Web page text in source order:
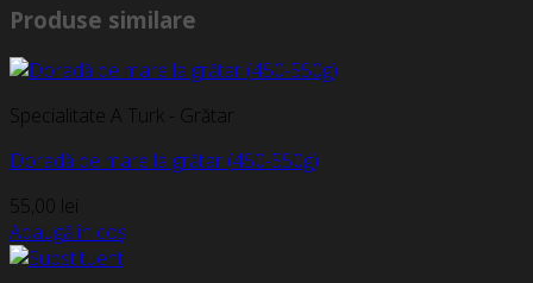
Produse similare
Specialitate A Turk - Grătar
Doradă de mare la grătar (450-550g)
55,00 lei
Adaugă în coș